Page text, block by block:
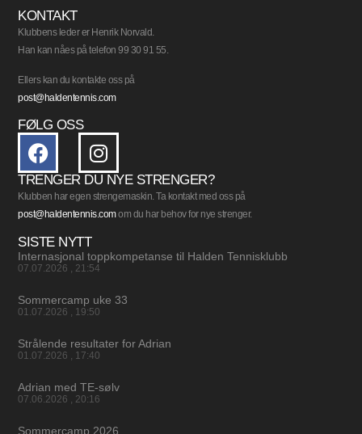
KONTAKT
Klubbens leder er Henrik Norvald.
Han kan nåes på telefon 99 30 91 55.
Ellers kan du kontakte oss på
post@haldentennis.com
FØLG OSS
TRENGER DU NYE STRENGER?
Klubben har egen strengemaskin. Ta kontakt med oss på
post@haldentennis.comom du har behov for nye strenger.
SISTE NYTT
Internasjonal toppkompetanse til Halden Tennisklubb
07.07.2026 21:54
Sommercamp uke 33
01.07.2026 19:50
Strålende resultater for Adrian
01.07.2026 17:40
Adrian med TE-sølv
07.06.2026 20:16
Sommercamp 2026